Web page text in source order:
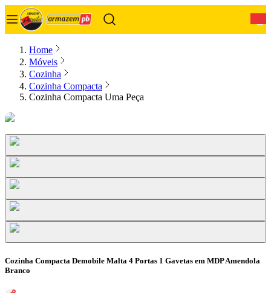
Home
Móveis
Cozinha
Cozinha Compacta
Cozinha Compacta Uma Peça
Cozinha Compacta Demobile Malta 4 Portas 1 Gavetas em MDP Amendola
Branco